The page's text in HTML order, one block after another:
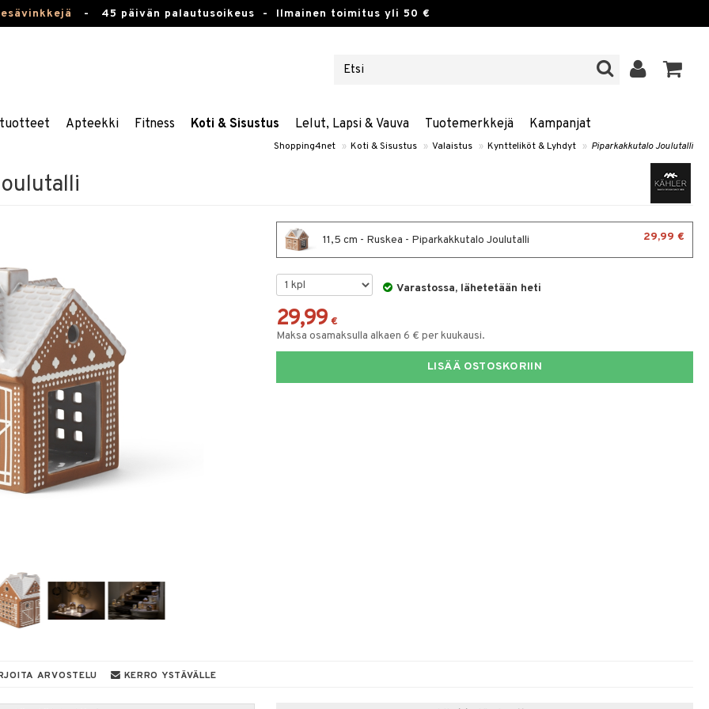
- 45 päivän palautusoikeus - Ilmainen toimitus yli 50 €
Apteekki Fitness Koti & Sisustus Lelut, Lapsi & Vauva Tuotemerkkejä Kampanjat
Shopping4net » Koti & Sisustus » Valaistus » Kyntteliköt & Lyhdyt » Piparkakkutalo Joulutalli
11,5 cm - Ruskea - Piparkakkutalo Joulutalli 29,99 €
Varastossa, lähetetään heti
29,99 €
Maksa osamaksulla alkaen 6 € per kuukausi.
LISÄÄ OSTOSKORIIN
ARVOSTELU KERRO YSTÄVÄLLE